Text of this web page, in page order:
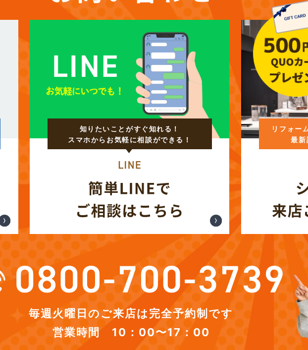
知りたいことがすぐ知れる！
スマホからお気軽に相談ができる！
リフォー
最新
毎週火曜日のご来店は完全予約制です
営業時間 10：00〜17：00